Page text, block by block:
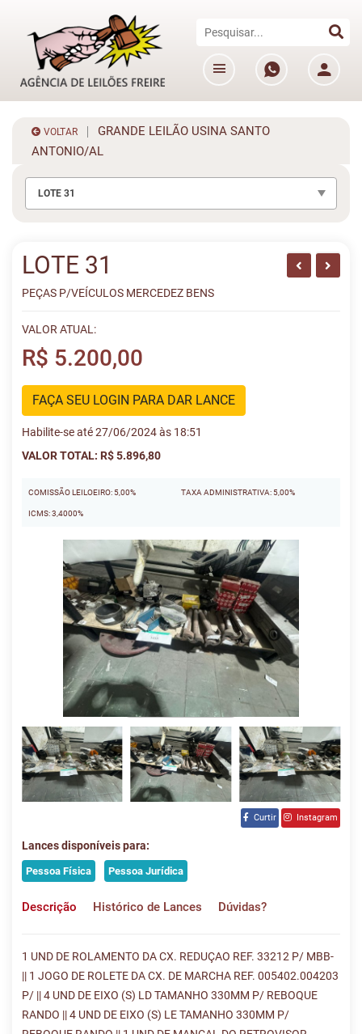
VOLTAR
GRANDE LEILÃO USINA SANTO
ANTONIO/AL
LOTE 31
LOTE 31
PEÇAS P/VEÍCULOS MERCEDEZ BENS
VALOR ATUAL:
R$ 5.200,00
FAÇA SEU LOGIN PARA DAR LANCE
Habilite-se até 27/06/2024 às 18:51
VALOR TOTAL: R$ 5.896,80
COMISSÃO LEILOEIRO: 5,00%
ICMS: 3,4000%
TAXA ADMINISTRATIVA: 5,00%
Curtir Instagram
Lances disponíveis para:
Pessoa Física Pessoa Jurídica
Descrição Histórico de Lances Dúvidas?
1 UND DE ROLAMENTO DA CX. REDUÇAO REF. 33212 P/ MBB-
|| 1 JOGO DE ROLETE DA CX. DE MARCHA REF. 005402.004203
P/ || 4 UND DE EIXO (S) LD TAMANHO 330MM P/ REBOQUE
RANDO || 4 UND DE EIXO (S) LE TAMANHO 330MM P/